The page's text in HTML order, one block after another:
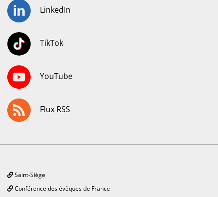
LinkedIn
TikTok
YouTube
Flux RSS
Saint-Siège
Conférence des évêques de France